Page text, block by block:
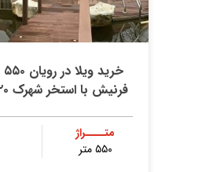
فرنیش با استخر شهرک ۲۰ هکتاری
متــــراژ
۵۵۰ متر